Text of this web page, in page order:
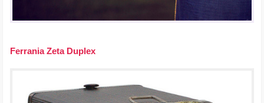
Ferrania Zeta Duplex